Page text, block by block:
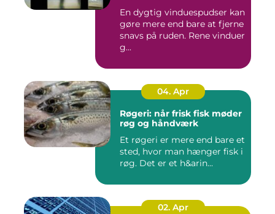
En dygtig vinduespudser kan
gøre mere end bare at fjerne
snavs på ruden. Rene vinduer
g...
04. Apr
Røgeri: når frisk fisk møder
røg og håndværk
Et røgeri er mere end bare et
sted, hvor man hænger fisk i
røg. Det er et h&arin...
02. Apr